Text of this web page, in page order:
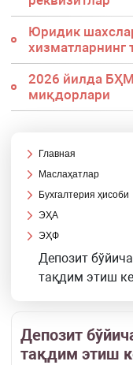
Юридик
хизматларнинг
2026 йилда
миқдорлари
Главная
Маслаҳатлар
Бухгалтерия ҳисоби
ЭҲА
ЭҲФ
Депозит
тақдим этиш
Депозит
тақдим этиш